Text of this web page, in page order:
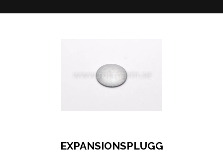
EXPANSIONSPLUGG